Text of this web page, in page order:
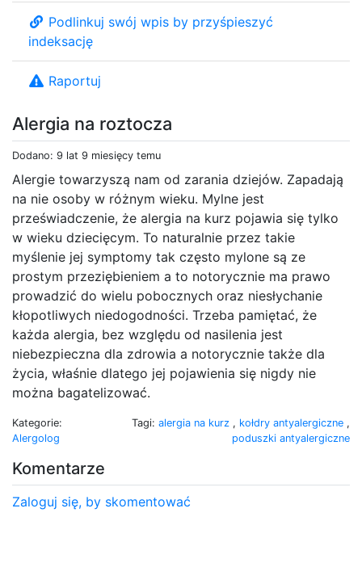
Alergia na roztocza
Dodano: 9 lat 9 miesięcy temu
Alergie towarzyszą nam od zarania dziejów. Zapadają
na nie osoby w różnym wieku. Mylne jest
przeświadczenie, że alergia na kurz pojawia się tylko
w wieku dziecięcym. To naturalnie przez takie
myślenie jej symptomy tak często mylone są ze
prostym przeziębieniem a to notorycznie ma prawo
prowadzić do wielu pobocznych oraz niesłychanie
kłopotliwych niedogodności. Trzeba pamiętać, że
każda alergia, bez względu od nasilenia jest
niebezpieczna dla zdrowia a notorycznie także dla
życia, właśnie dlatego jej pojawienia się nigdy nie
można bagatelizować.
Kategorie:
Alergolog
Tagi: alergia na kurz , kołdry antyalergiczne ,
poduszki antyalergiczne
Komentarze
Zaloguj się, by skomentować
Podlinkuj swój wpis by przyśpieszyć
indeksację
Raportuj